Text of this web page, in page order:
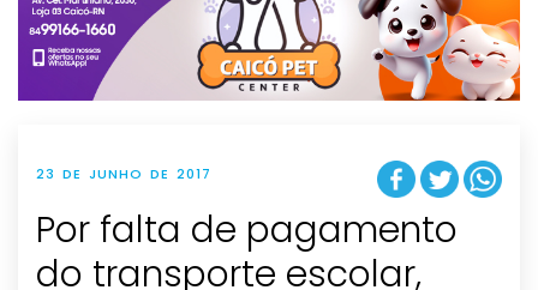
t
i
o
n
23 DE JUNHO DE 2017
Por falta de pagamento
do transporte escolar,